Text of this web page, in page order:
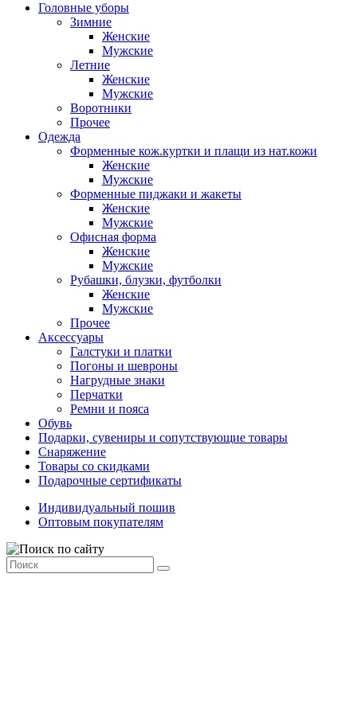
Головные уборы
Зимние
Женские
Мужские
Летние
Женские
Мужские
Воротники
Прочее
Одежда
Форменные кож.куртки и плащи из нат.кожи
Женские
Мужские
Форменные пиджаки и жакеты
Женские
Мужские
Офисная форма
Женские
Мужские
Рубашки, блузки, футболки
Женские
Мужские
Прочее
Аксессуары
Галстуки и платки
Погоны и шевроны
Нагрудные знаки
Перчатки
Ремни и пояса
Обувь
Подарки, сувениры и сопутствующие товары
Снаряжение
Товары со скидками
Подарочные сертификаты
Индивидуальный пошив
Оптовым покупателям